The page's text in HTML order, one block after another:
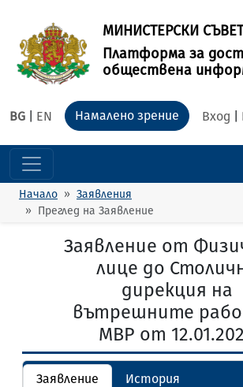
МИНИСТЕРСКИ СЪВЕТ
Платформа за
обществена
BG EN Вход
Намалено зрение
Начало
Заявления
Преглед на Заявление
Заявление от
лице до
дирекция на
вътрешните
МВР от
Заявление История